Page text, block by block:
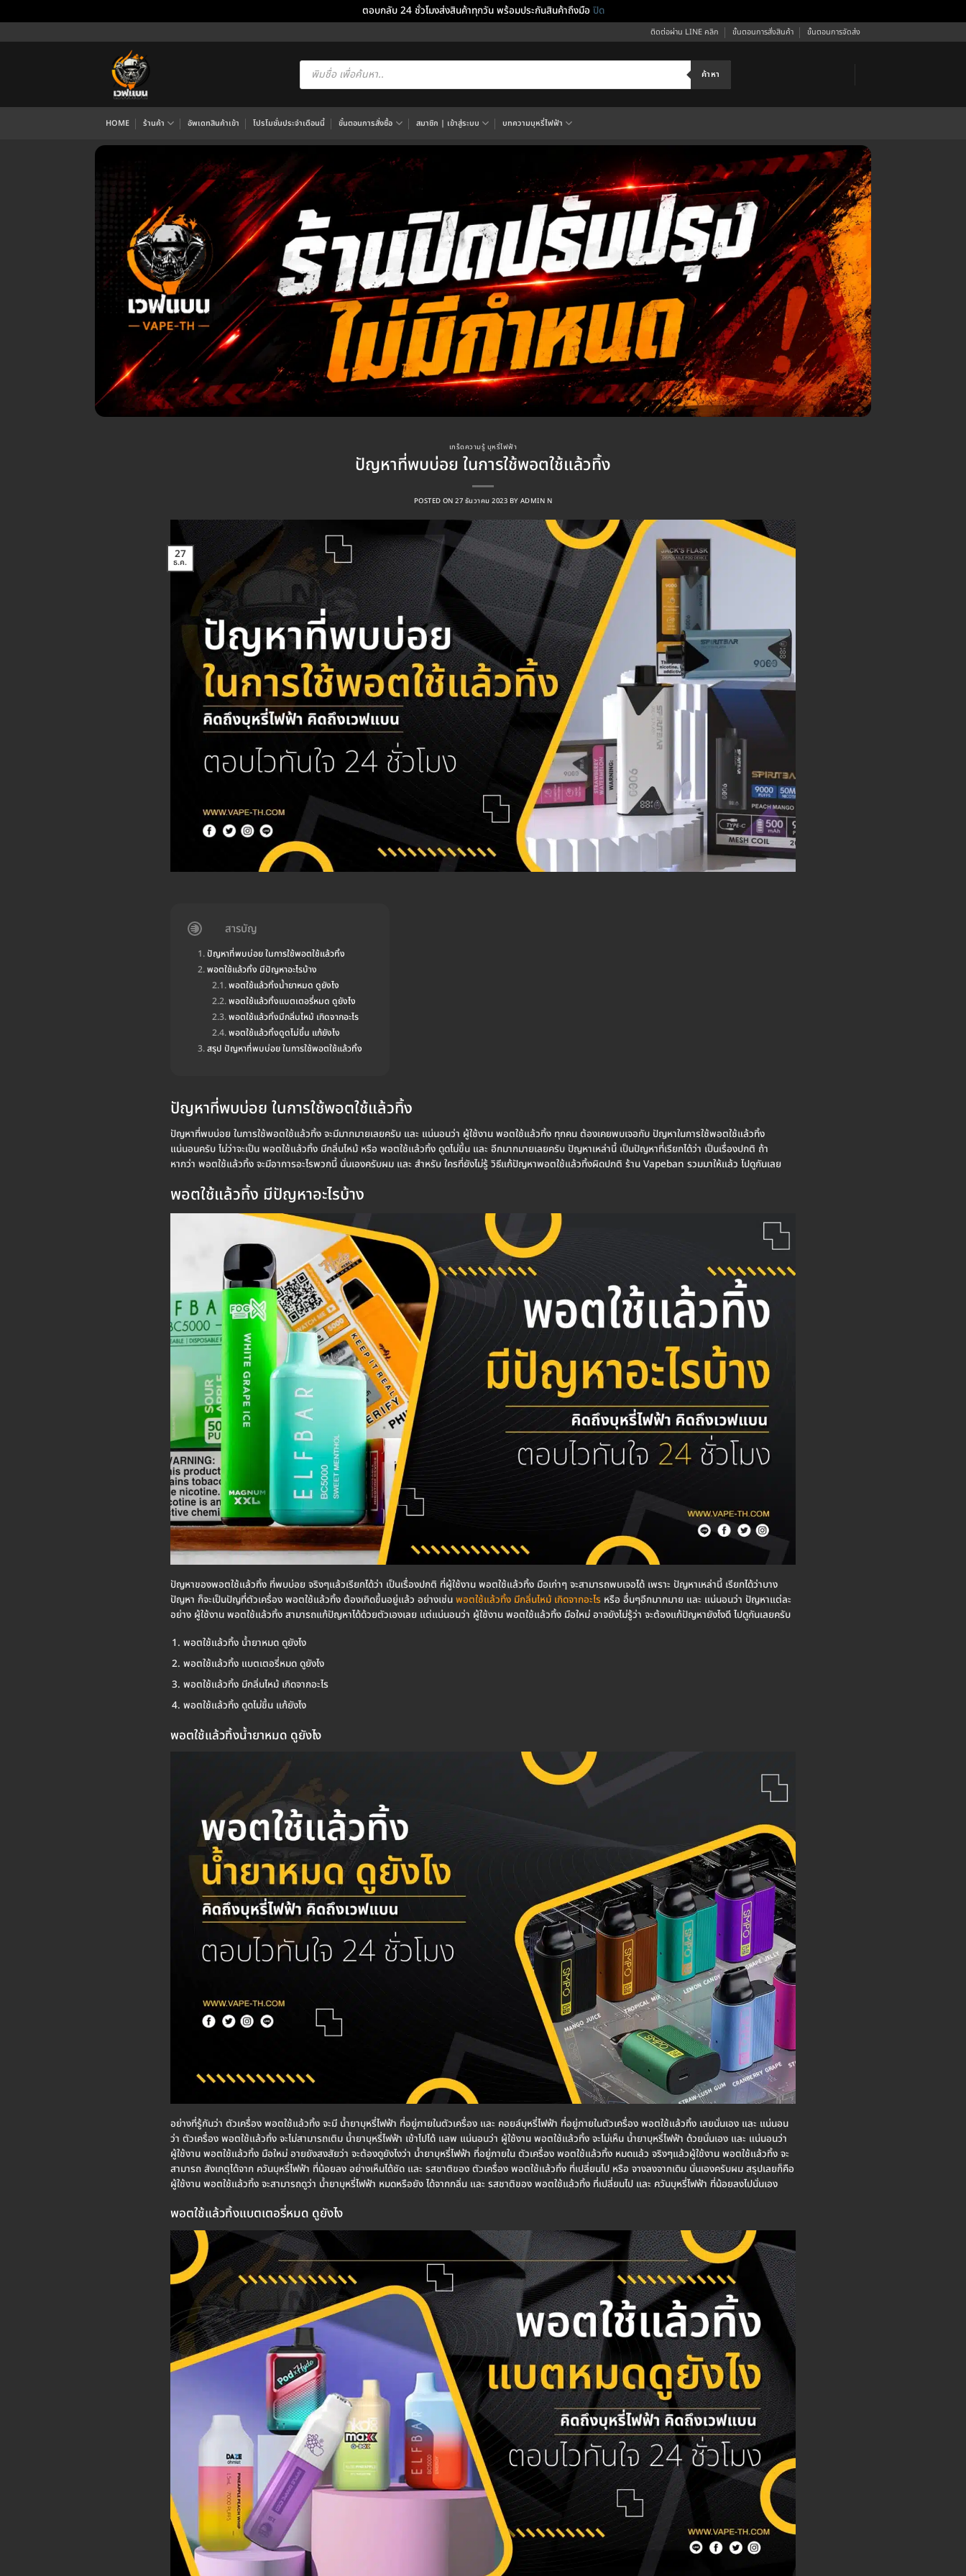
ตอบกลับ 24 ชั่วโมงส่งสินค้าทุกวัน พร้อมประกันสินค้าถึงมือ ปิด
ไป
ติดต่อผ่าน LINE คลิก ขั้นตอนการสั่งสินค้า ขั้นตอนการจัดส่ง
Products
search ค้าหา
HOME ร้านค้า อัพเดทสินค้าเข้า โปรโมชั่นประจำเดือนนี้ ขั้นตอนการสั่งซื้อ สมาชิก | เข้าสู่ระบบ บทความบุหรี่ไฟฟ้า
เกร็ดความรู้ บุหรี่ไฟฟ้า
ปัญหาที่พบบ่อย ในการใช้พอตใช้แล้วทิ้ง
POSTED ON27 ธันวาคม 2023 BY ADMIN N
27
ธ.ค.
สารบัญ
ปัญหาที่พบบ่อย ในการใช้พอตใช้แล้วทิ้ง
พอตใช้แล้วทิ้ง มีปัญหาอะไรบ้าง
พอตใช้แล้วทิ้งน้ำยาหมด ดูยังไง
พอตใช้แล้วทิ้งแบตเตอรี่หมด ดูยังไง
พอตใช้แล้วทิ้งมีกลิ่นไหม้ เกิดจากอะไร
พอตใช้แล้วทิ้งดูดไม่ขึ้น แก้ยังไง
สรุป ปัญหาที่พบบ่อย ในการใช้พอตใช้แล้วทิ้ง
ปัญหาที่พบบ่อย ในการใช้พอตใช้แล้วทิ้ง
ปัญหาที่พบบ่อย ในการใช้พอตใช้แล้วทิ้ง จะมีมากมายเลยครับ และ แน่นอนว่า ผู้ใช้งาน พอตใช้แล้วทิ้ง ทุกคน ต้องเคยพบเจอกับ ปัญหาในการใช้พอตใช้แล้วทิ้ง
แน่นอนครับ ไม่ว่าจะเป็น พอตใช้แล้วทิ้ง มีกลิ่นไหม้ หรือ พอตใช้แล้วทิ้ง ดูดไม่ขึ้น และ อีกมากมายเลยครับ ปัญหาเหล่านี้ เป็นปัญหาที่เรียกได้ว่า เป็นเรื่องปกติ ถ้า
หากว่า พอตใช้แล้วทิ้ง จะมีอาการอะไรพวกนี้ นั่นเองครับผม และ สำหรับ ใครที่ยังไม่รู้ วิธีแก้ปัญหาพอตใช้แล้วทิ้งผิดปกติ ร้าน Vapeban รวมมาให้แล้ว ไปดูกันเลย
พอตใช้แล้วทิ้ง มีปัญหาอะไรบ้าง
ปัญหาของพอตใช้แล้วทิ้ง ที่พบบ่อย จริงๆแล้วเรียกได้ว่า เป็นเรื่องปกติ ที่ผู้ใช้งาน พอตใช้แล้วทิ้ง มือเก่าๆ จะสามารถพบเจอได้ เพราะ ปัญหาเหล่านี้ เรียกได้ว่าบาง
ปัญหา ก็จะเป็นปัญที่ตัวเครื่อง พอตใช้แล้วทิ้ง ต้องเกิดขึ้นอยู่แล้ว อย่างเช่น พอตใช้แล้วทิ้ง มีกลิ่นไหม้ เกิดจากอะไร หรือ อื่นๆอีกมากมาย และ แน่นอนว่า ปัญหาแต่ละ
อย่าง ผู้ใช้งาน พอตใช้แล้วทิ้ง สามารถแก้ปัญหาได้ด้วยตัวเองเลย แต่แน่นอนว่า ผู้ใช้งาน พอตใช้แล้วทิ้ง มือใหม่ อาจยังไม่รู้ว่า จะต้องแก้ปัญหายังไงดี ไปดูกันเลยครับ
พอตใช้แล้วทิ้ง น้ำยาหมด ดูยังไง
พอตใช้แล้วทิ้ง แบตเตอรี่หมด ดูยังไง
พอตใช้แล้วทิ้ง มีกลิ่นไหม้ เกิดจากอะไร
พอตใช้แล้วทิ้ง ดูดไม่ขึ้น แก้ยังไง
พอตใช้แล้วทิ้งน้ำยาหมด ดูยังไง
อย่างที่รู้กันว่า ตัวเครื่อง พอตใช้แล้วทิ้ง จะมี น้ำยาบุหรี่ไฟฟ้า ที่อยู่ภายในตัวเครื่อง และ คอยล์บุหรี่ไฟฟ้า ที่อยู่ภายในตัวเครื่อง พอตใช้แล้วทิ้ง เลยนั่นเอง และ แน่นอน
ว่า ตัวเครื่อง พอตใช้แล้วทิ้ง จะไม่สามารถเติม น้ำยาบุหรี่ไฟฟ้า เข้าไปได้ แลพ แน่นอนว่า ผู้ใช้งาน พอตใช้แล้วทิ้ง จะไม่เห็น น้ำยาบุหรี่ไฟฟ้า ด้วยนั่นเอง และ แน่นอนว่า
ผู้ใช้งาน พอตใช้แล้วทิ้ง มือใหม่ อายยังสงสัยว่า จะต้องดูยังไงว่า น้ำยาบุหรี่ไฟฟ้า ที่อยู่ภายใน ตัวเครื่อง พอตใช้แล้วทิ้ง หมดแล้ว จริงๆแล้วผู้ใช้งาน พอตใช้แล้วทิ้ง จะ
สามารถ สังเกตุได้จาก ควันบุหรี่ไฟฟ้า ที่น้อยลง อย่างเห็นได้ชัด และ รสชาติของ ตัวเครื่อง พอตใช้แล้วทิ้ง ที่เปลี่ยนไป หรือ จางลงจากเดิม นั่นเองครับผม สรุปเลยก็คือ
ผู้ใช้งาน พอตใช้แล้วทิ้ง จะสามารถดูว่า น้ำยาบุหรี่ไฟฟ้า หมดหรือยัง ได้จากกลิ่น และ รสชาติของ พอตใช้แล้วทิ้ง ที่เปลี่ยนไป และ ควันบุหรี่ไฟฟ้า ที่น้อยลงไปนั่นเอง
พอตใช้แล้วทิ้งแบตเตอรี่หมด ดูยังไง